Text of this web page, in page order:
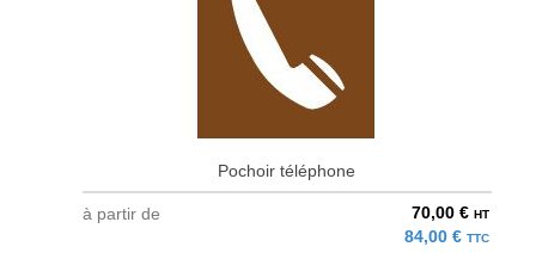
Pochoir téléphone
à partir de 70,00 € HT
84,00 € TTC